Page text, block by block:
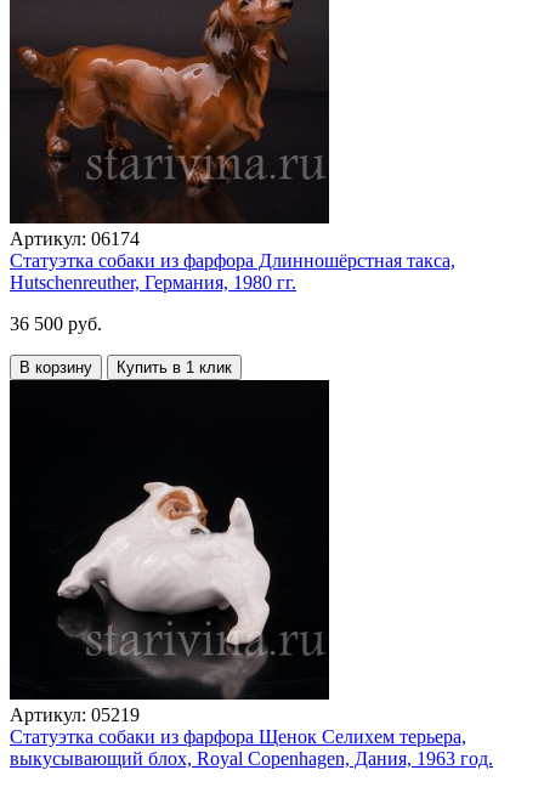
Артикул: 06174
Статуэтка собаки из фарфора Длинношёрстная такса,
Hutschenreuther, Германия, 1980 гг.
36 500 руб.
В корзину Купить в 1 клик
Артикул: 05219
Статуэтка собаки из фарфора Щенок Селихем терьера,
выкусывающий блох, Royal Copenhagen, Дания, 1963 год.